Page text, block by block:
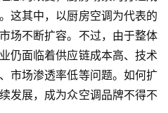
这其中，以厨房空调为代表的
场不断扩容。不过，由于整体
仍面临着供应链成本高、技术
市场渗透率低等问题。如何扩
发展，成为众空调品牌不得不